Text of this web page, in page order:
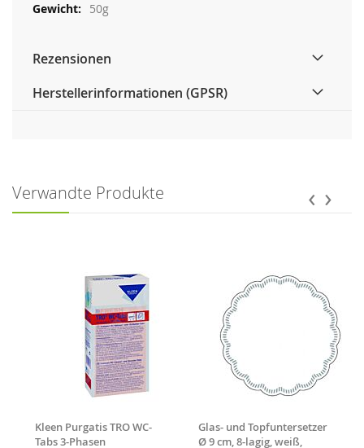
50g
Rezensionen
Herstellerinformationen (GPSR)
Verwandte Produkte
Kleen Purgatis TRO WC-
Tabs 3-Phasen
Glas- und Topfuntersetzer
Ø 9 cm, 8-lagig, weiß,
‹ ›